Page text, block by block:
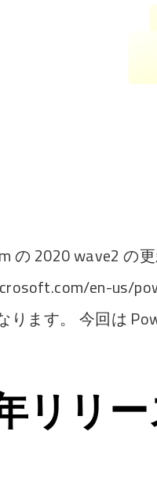
の 2020 wave2 の更
en-us/
ります。 今回は
リリ